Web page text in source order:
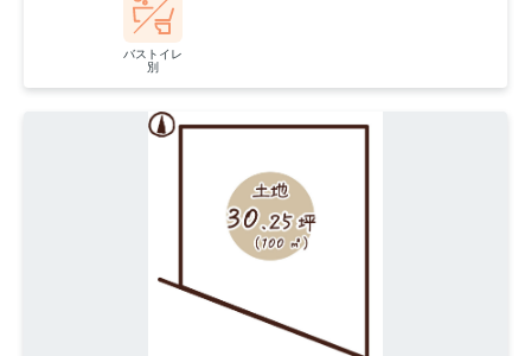
バストイレ
別